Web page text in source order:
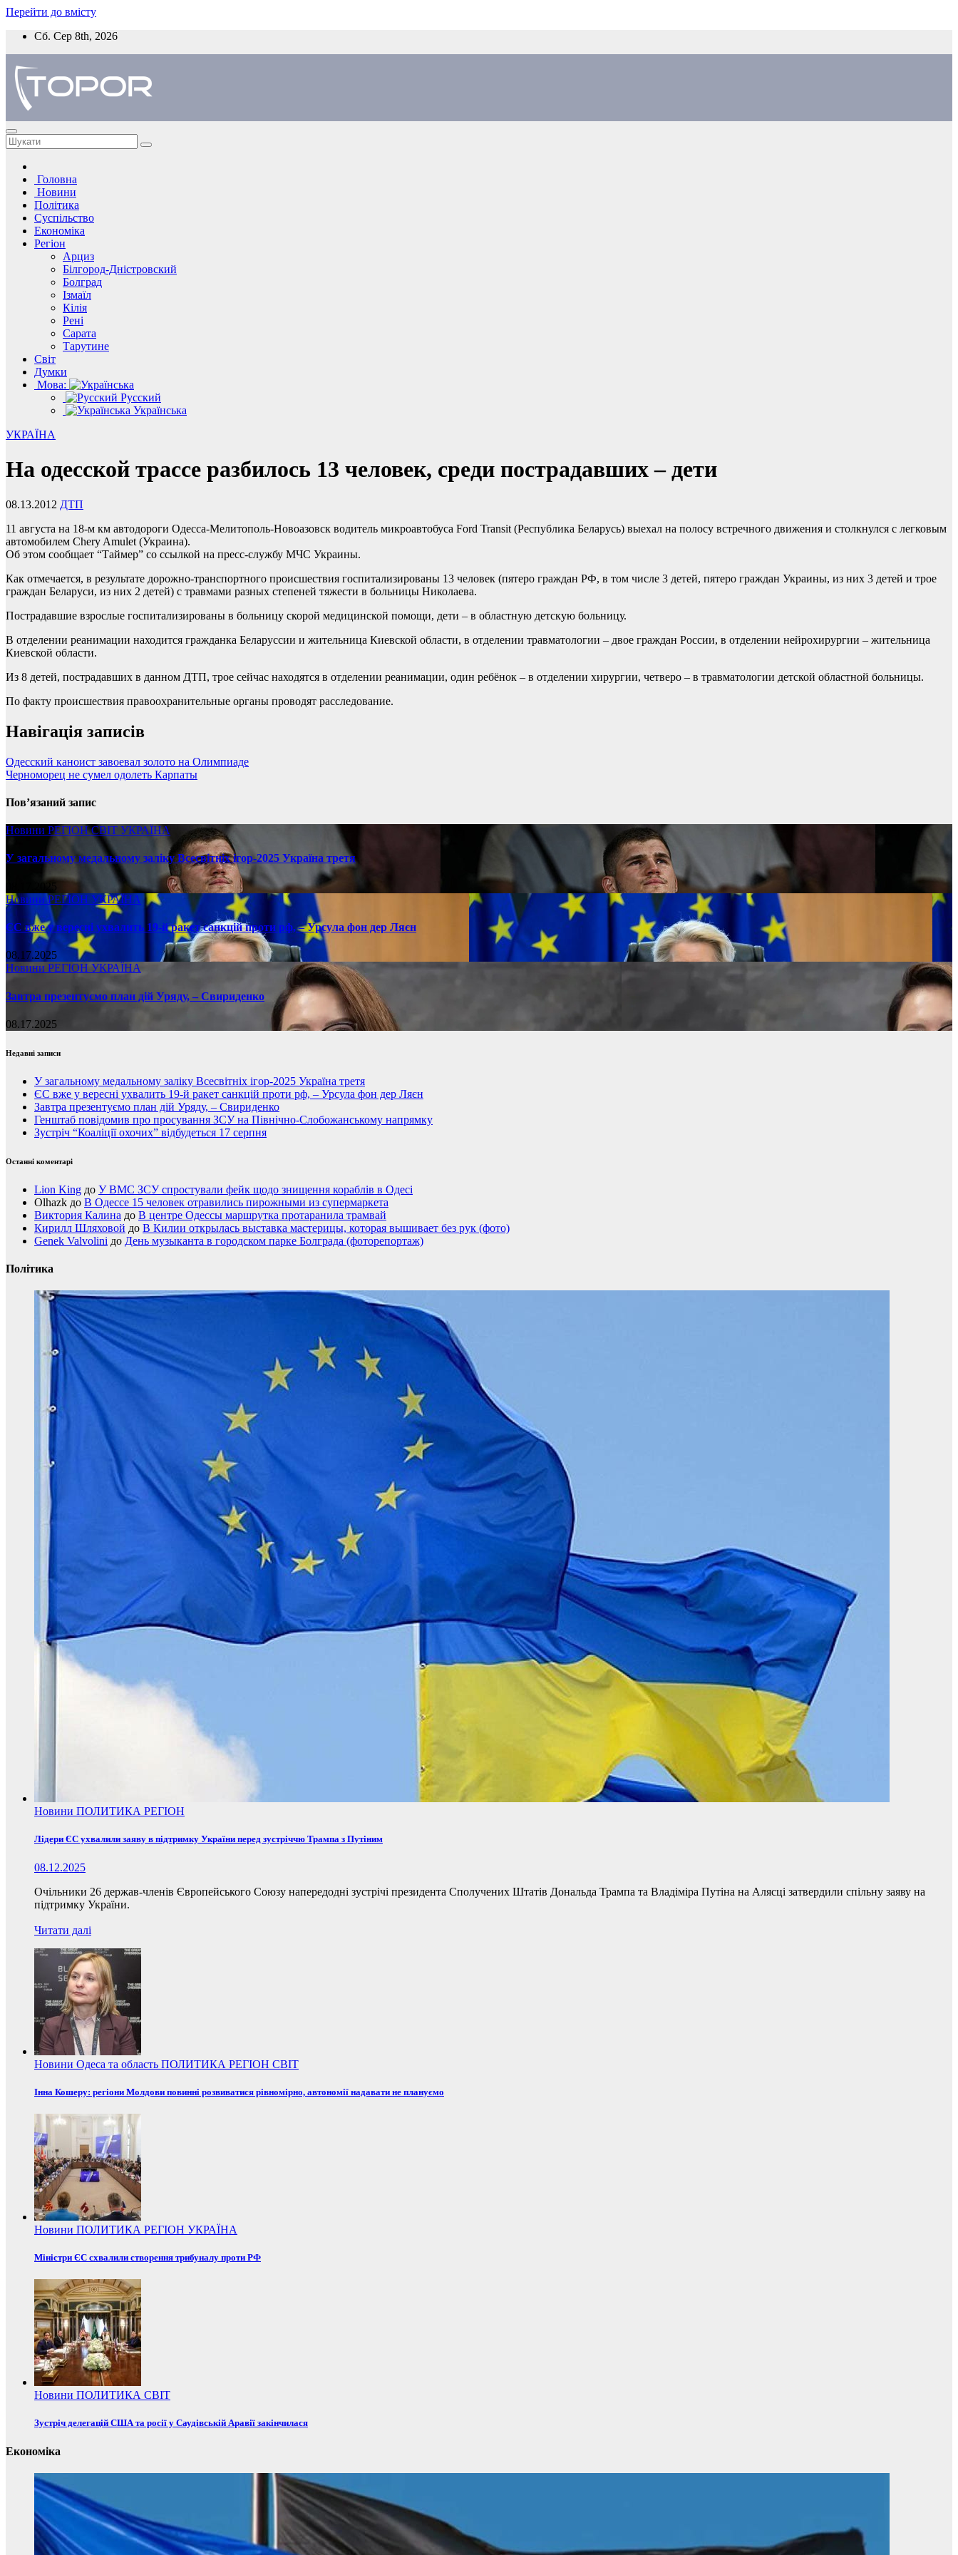
Перейти до вмісту
Сб. Сер 8th, 2026
Головна
Новини
Політика
Суспільство
Економіка
Регіон
Арциз
Білгород-Дністровский
Болград
Ізмаїл
Кілія
Рені
Сарата
Тарутине
Світ
Думки
Мова:
Русский
Українська
УКРАЇНА
На одесской трассе разбилось 13 человек, среди пострадавших – дети
08.13.2012 ДТП
11 августа на 18-м км автодороги Одесса-Мелитополь-Новоазовск водитель микроавтобуса Ford Transit (Республика Беларусь) выехал на полосу встречного движения и столкнулся с легковым
автомобилем Chery Amulet (Украина).
Об этом сообщает “Таймер” со ссылкой на пресс-службу МЧС Украины.
Как отмечается, в результате дорожно-транспортного происшествия госпитализированы 13 человек (пятеро граждан РФ, в том числе 3 детей, пятеро граждан Украины, из них 3 детей и трое
граждан Беларуси, из них 2 детей) с травмами разных степеней тяжести в больницы Николаева.
Пострадавшие взрослые госпитализированы в больницу скорой медицинской помощи, дети – в областную детскую больницу.
В отделении реанимации находится гражданка Беларуссии и жительница Киевской области, в отделении травматологии – двое граждан России, в отделении нейрохирургии – жительница
Киевской области.
Из 8 детей, пострадавших в данном ДТП, трое сейчас находятся в отделении реанимации, один ребёнок – в отделении хирургии, четверо – в травматологии детской областной больницы.
По факту происшествия правоохранительные органы проводят расследование.
Навігація записів
Одесский каноист завоевал золото на Олимпиаде
Черноморец не сумел одолеть Карпаты
Пов’язаний запис
Новини РЕГІОНСВІТ УКРАЇНА
У загальному медальному заліку Всесвітніх ігор-2025 Україна третя
08.17.2025
НовиниРЕГІОН УКРАЇНА
ЄС вже у вересні ухвалить 19-й ракет санкцій проти рф, – Урсула фон дер Ляєн
08.17.2025
Новини РЕГІОН УКРАЇНА
Завтра презентуємо план дій Уряду, – Свириденко
08.17.2025
Недавні записи
У загальному медальному заліку Всесвітніх ігор-2025 Україна третя
ЄС вже у вересні ухвалить 19-й ракет санкцій проти рф, – Урсула фон дер Ляєн
Завтра презентуємо план дій Уряду, – Свириденко
Генштаб повідомив про просування ЗСУ на Північно-Слобожанському напрямку
Зустріч “Коаліції охочих” відбудеться 17 серпня
Останні коментарі
Lion King до У ВМС ЗСУ спростували фейк щодо знищення кораблів в Одесі
Olhazk до В Одессе 15 человек отравились пирожными из супермаркета
Виктория Калина до В центре Одессы маршрутка протаранила трамвай
Кирилл Шляховой до В Килии открылась выставка мастерицы, которая вышивает без рук (фото)
Genek Valvolini до День музыканта в городском парке Болграда (фоторепортаж)
Політика
Новини ПОЛИТИКА РЕГІОН
Лідери ЄС ухвалили заяву в підтримку України перед зустріччю Трампа з Путіним
08.12.2025
Очільники 26 держав-членів Європейського Союзу напередодні зустрічі президента Сполучених Штатів Дональда Трампа та Владіміра Путіна на Алясці затвердили спільну заяву на
підтримку України.
Читати далі
Новини Одеса та область ПОЛИТИКА РЕГІОН СВІТ
Інна Кошеру: регіони Молдови повинні розвиватися рівномірно, автономії надавати не плануємо
Новини ПОЛИТИКА РЕГІОН УКРАЇНА
Міністри ЄС схвалили створення трибуналу проти РФ
Новини ПОЛИТИКА СВІТ
Зустріч делегацій США та росії у Саудівській Аравії закінчилася
Економіка